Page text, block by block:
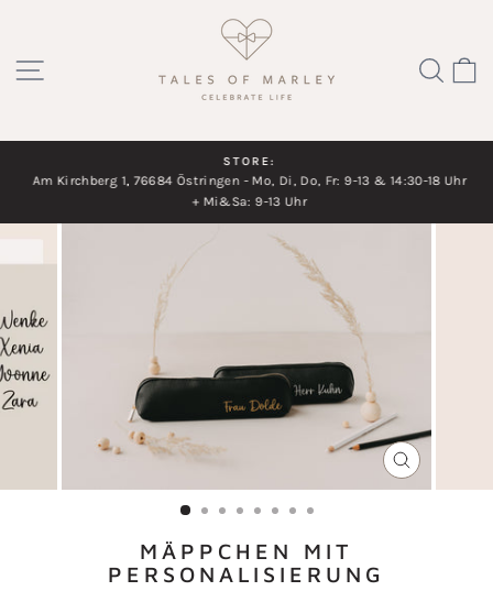
Inhalt
SEITENNAVIGATION
Diashow
STORE:
Am Kirchberg 1, 76684 Östringen - Mo, Di, Do, Fr: 9-13 & 14:30-18 Uhr
+ Mi&Sa: 9-13 Uhr
ESC)
MÄPPCHEN MIT
PERSONALISIERUNG